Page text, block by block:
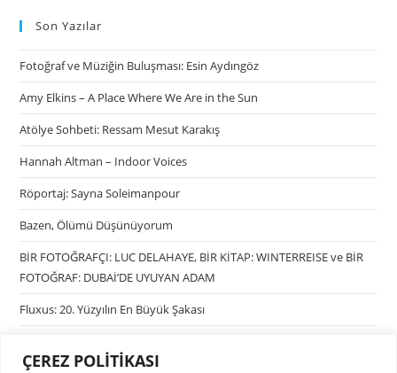
ÇEREZ POLİTİKASI
Son Yazılar
Fotoğraf ve Müziğin Buluşması: Esin Aydıngöz
Amy Elkins – A Place Where We Are in the Sun
Atölye Sohbeti: Ressam Mesut Karakış
Hannah Altman – Indoor Voices
Röportaj: Sayna Soleimanpour
Bazen, Ölümü Düşünüyorum
BİR FOTOĞRAFÇI: LUC DELAHAYE, BİR KİTAP: WINTERREISE ve BİR
FOTOĞRAF: DUBAİ’DE UYUYAN ADAM
Fluxus: 20. Yüzyılın En Büyük Şakası
Kategoriler